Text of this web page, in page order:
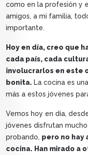
como en la profesión y
amigos, a mi familia,
importante.
Hoy en día, creo que
cada país, cada
involucrarlos en este
bonita. La cocina es
más a estos jóvenes
Vemos hoy en día,
jóvenes disfrutan
probando, pero no hay
cocina. Han mirado a